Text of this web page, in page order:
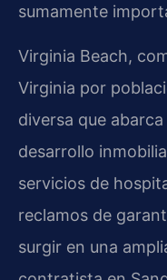
sumamente
Virginia Beach,
Virginia por
diversa que
desarrollo
servicios de
reclamos de
surgir en una